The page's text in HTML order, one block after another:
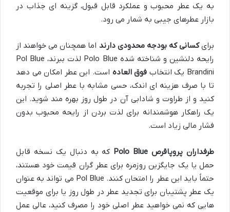
به یک عطر محبوب و عملکرد قابل قبول، گزینه ای جذاب در
بازار عطرهای جیبی به شمار می رود.
برایکسانی که بودجه محدودی دارند اما همچنان می خواهند از
رایحه دلنشین و شناخته شده Polo Blue لذت ببرند، Pol Blue
Brandini یک انتخاب
فوق العاده است. این عطر امکان می دهد
تا با صرف هزینه ای اندک، حسی مشابه با عطر اصلی را تجربه
کنید و از طراوت و شادابی آن در طول روز بهره مند شوید. این
یک راهکار هوشمندانه برای لذت بردن از رایحه محبوب بدون
فشار مالی زیاد است.
طرفداران پروپاقرص Polo Blue
که به دنبال یک نسخه قابل
حمل یا یک جایگزین روزمره برای عطر گران قیمت خود هستند،
حتماً باید این عطر را امتحان کنند. Pol Blue می تواند به عنوان
یک عطر پشتیبان برای تجدید عطر در طول روز یا برای موقعیت
هایی که نمی خواهید عطر اصلی خود را مصرف کنید، عالی عمل